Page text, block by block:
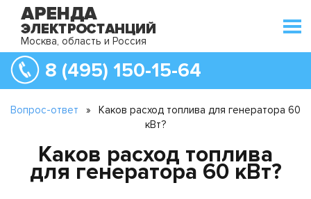
Москва, область и Россия
8 (495) 150-15-64
Вопрос-ответ »
Каков расход топлива для генератора 60
кВт?
Каков расход топлива
для генератора 60 кВт?